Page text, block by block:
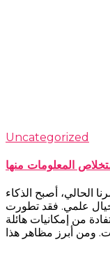
Uncategorized
المعلومات منها
الحالي، أصبح الذكاء
علمي. فقد تطورت
من إمكانيات هائلة
ومن أبرز مظاهر هذا